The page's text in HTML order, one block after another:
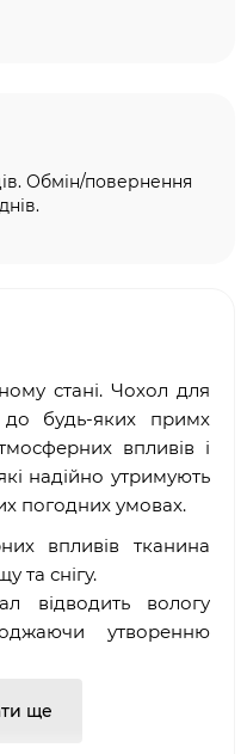
Обмін/повернення
стані. Чохол для
будь-яких примх
впливів і
надійно утримують
погодних умовах.
впливів тканина
та снігу.
відводить вологу
утворенню
зручно накривати
ще